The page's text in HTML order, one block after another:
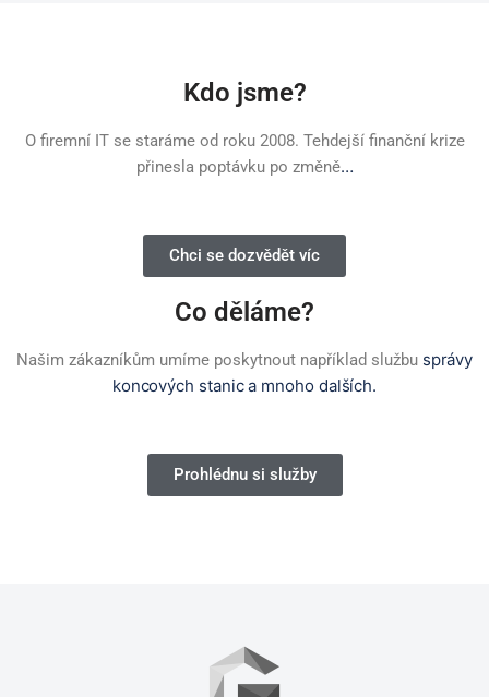
Kdo jsme?
O firemní IT se staráme od roku 2008. Tehdejší finanční krize
přinesla poptávku po změně…
Chci se dozvědět víc
Co děláme?
Našim zákazníkům umíme poskytnout například službu správy
koncových stanic a mnoho dalších.
Prohlédnu si služby